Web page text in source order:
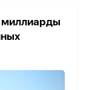
миллиарды